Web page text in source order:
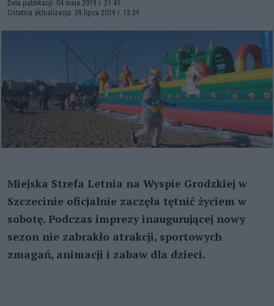
Data publikacji: 04 maja 2019 r. 21:41
Ostatnia aktualizacja: 09 lipca 2019 r. 12:39
Miejska Strefa Letnia na Wyspie Grodzkiej w
Szczecinie oficjalnie zaczęła tętnić życiem w
sobotę. Podczas imprezy inaugurującej nowy
sezon nie zabrakło atrakcji, sportowych
zmagań, animacji i zabaw dla dzieci.